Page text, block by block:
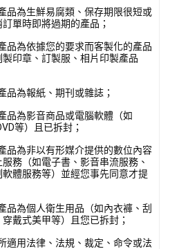
品為生鮮易腐類、保存期限很短或
單時即將過期的產品；
品為依據您的要求而客製化的產品
製印章、訂製服、相片印製產品
品為報紙、期刊或雜誌；
品為影音商品或電腦軟體（如
等）且已拆封；
品為非以有形媒介提供的數位內容
服務（如電子書、影音串流服務、
軟體服務等）並經您事先同意才提
品為個人衛生用品（如內衣褲、刮
戴式美甲等）且您已拆封；
適用法律、法規、裁定、命令或法